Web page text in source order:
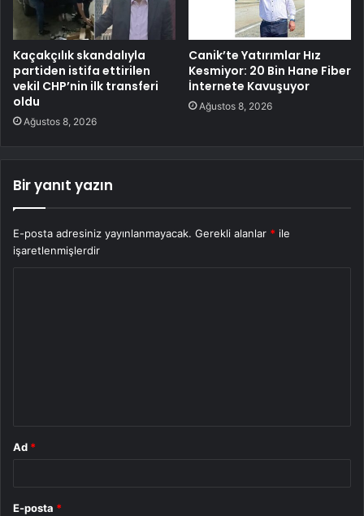
Kaçakçılık skandalıyla
partiden istifa ettirilen
vekil CHP’nin ilk transferi
oldu
Ağustos 8, 2026
Canik’te Yatırımlar Hız
Kesmiyor: 20 Bin Hane Fiber
İnternete Kavuşuyor
Ağustos 8, 2026
Bir yanıt yazın
E-posta adresiniz yayınlanmayacak. Gerekli alanlar * ile
işaretlenmişlerdir
Ad *
E-posta *